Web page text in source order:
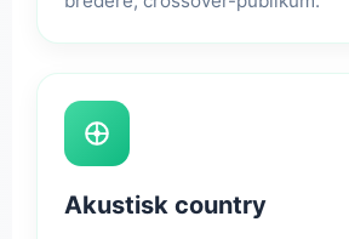
Akustisk country